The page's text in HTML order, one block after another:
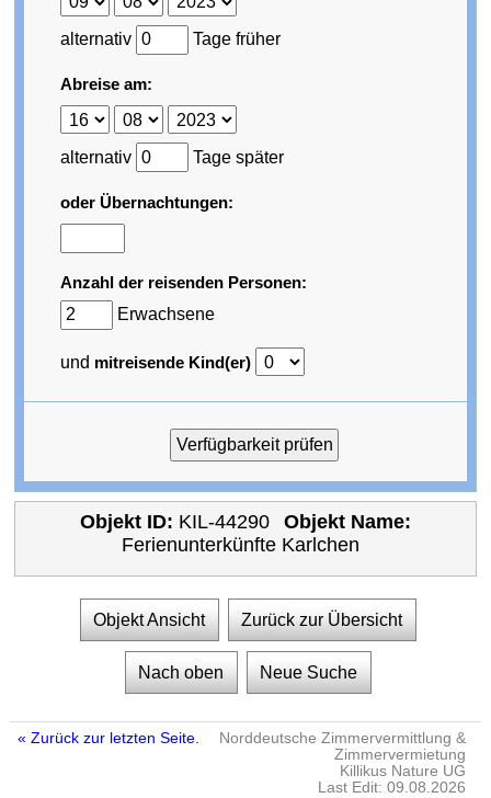
alternativ Tage früher
Abreise am:
alternativ Tage später
oder Übernachtungen:
Anzahl der reisenden Personen:
Erwachsene
und mitreisende Kind(er)
Objekt ID: KIL-44290
Objekt Name:
Ferienunterkünfte Karlchen
Objekt Ansicht Zurück zur Übersicht
Nach oben Neue Suche
« Zurück zur letzten Seite.
Norddeutsche Zimmervermittlung &
Zimmervermietung
Killikus Nature UG
Last Edit: 09.08.2026